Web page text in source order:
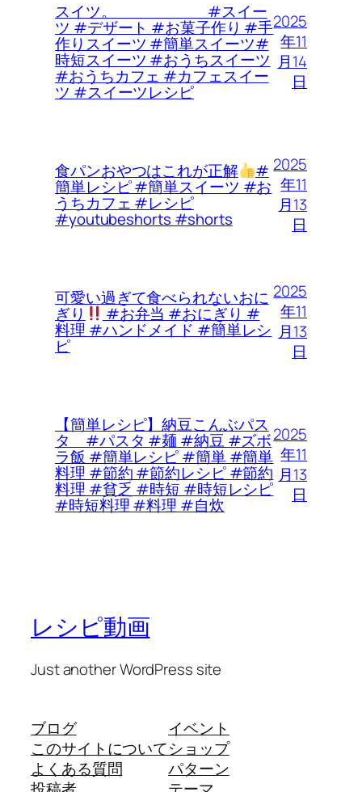
スイツ。 #スイー
ツ #デザート #お菓子作り #手
作りスイーツ #簡単スイーツ#
時短スイーツ #おうちスイーツ
#おうちカフェ #カフェスイー
ツ #スイーツレシピ
2025
年11
月14
日
食パンおやつはこれが正解 #
簡単レシピ #簡単スイーツ #お
うちカフェ #レシピ
#youtubeshorts #shorts
2025
年11
月13
日
可愛い過ぎて食べられないおに
ぎり #お弁当 #おにぎり #
料理 #ハンドメイド #簡単レシ
ピ
2025
年11
月13
日
【簡単レシピ】納豆こんぶパス
タ #パスタ #麺 #納豆 #ズボ
ラ飯 #簡単レシピ #簡単 #簡単
料理 #節約 #節約レシピ #節約
料理 #貧乏 #時短 #時短レシピ
#時短料理 #料理 #自炊
2025
年11
月13
日
レシピ動画
Just another WordPress site
ブログ
このサイトについて
よくある質問
イベント
ショップ
パターン